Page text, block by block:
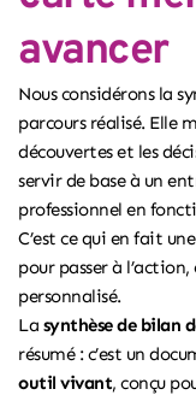
avancer
Nous considérons la
parcours réalisé. Elle
découvertes et les
servir de base à un
professionnel en
C’est ce qui en fait
pour passer à
personnalisé.
La synthèse de bilan
résumé : c’est un
outil vivant, conçu